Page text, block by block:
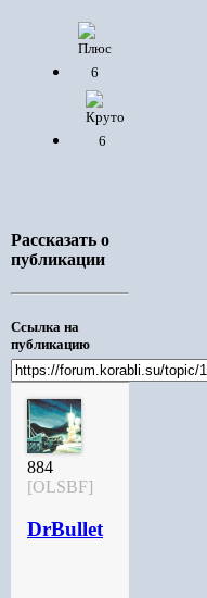
6
6
Рассказать о
публикации
Ссылка на
публикацию
884
[OLSBF]
DrBullet